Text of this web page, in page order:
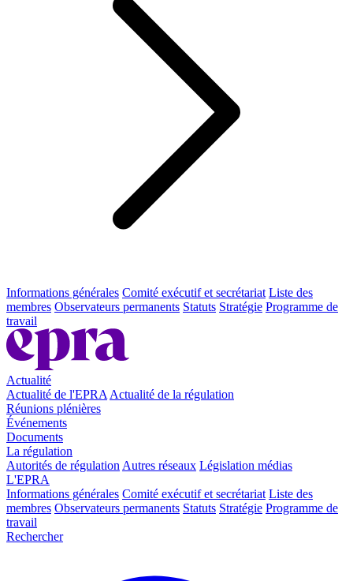
Informations générales Comité exécutif et secrétariat Liste des
membres Observateurs permanents Statuts Stratégie Programme de
travail
Actualité
Actualité de l'EPRA Actualité de la régulation
Réunions plénières
Événements
Documents
La régulation
Autorités de régulation Autres réseaux Législation médias
L'EPRA
Informations générales Comité exécutif et secrétariat Liste des
membres Observateurs permanents Statuts Stratégie Programme de
travail
Rechercher